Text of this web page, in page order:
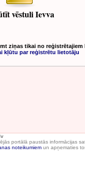
vēstuli Ievva
ziņas tikai no reģistrētajiem
kļūtu par reģistrētu lietotāju
portālā paustās informācijas
noteikumiem un apņematies